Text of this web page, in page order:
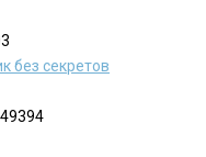
без секретов